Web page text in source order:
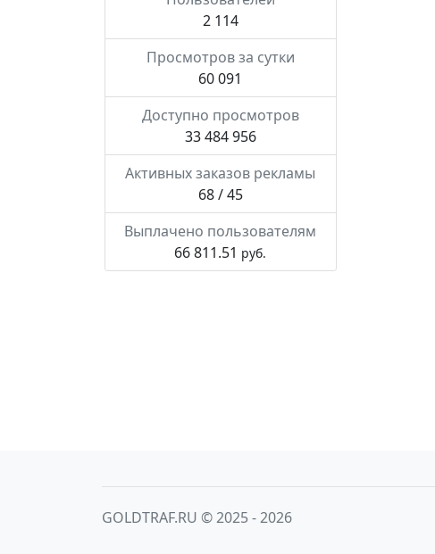
2 114
Просмотров за сутки
60 091
Доступно просмотров
33 484 956
Активных заказов рекламы
68 / 45
Выплачено пользователям
66 811.51 руб.
GOLDTRAF.RU © 2025 - 2026